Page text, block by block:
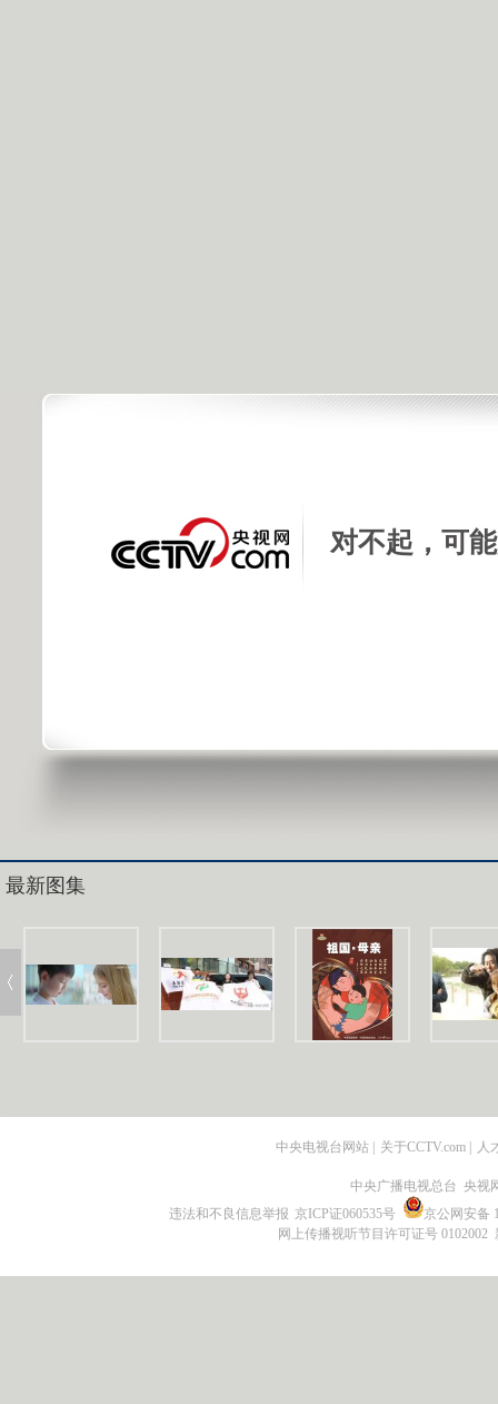
对不起，可
最新图集
中央电视台网站 | 关于CCTV.com | 人
中央广播电视总台 央视
违法和不良信息举报 京ICP证060535号
京公网安备
网上传播视听节目许可证号 0102002